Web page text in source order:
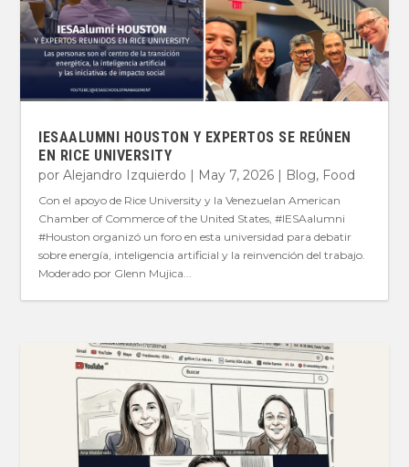
IESAALUMNI HOUSTON Y EXPERTOS SE REÚNEN
EN RICE UNIVERSITY
porAlejandro Izquierdo | May 7, 2026 | Blog, Food
Con el apoyo de Rice University y la Venezuelan American
Chamber of Commerce of the United States, #IESAalumni
#Houston organizó un foro en esta universidad para debatir
sobre energía, inteligencia artificial y la reinvención del trabajo.
Moderado por Glenn Mujica...